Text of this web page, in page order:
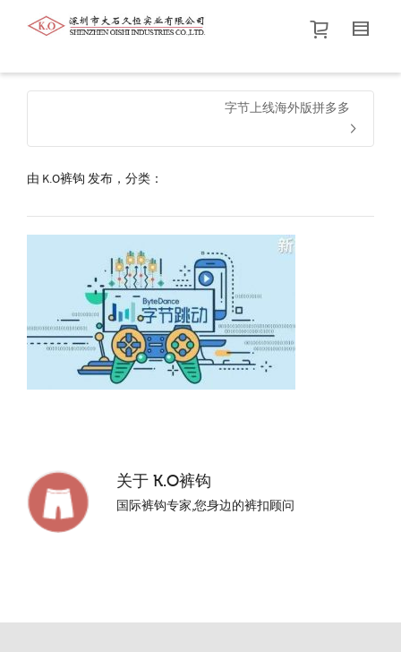
帮我查找新的衬衫尺码
价格介于
默认品牌.
字节上线海外版拼多多
由 K.O裤钩 发布，分类：
关于 K.O裤钩
国际裤钩专家,您身边的裤扣顾问